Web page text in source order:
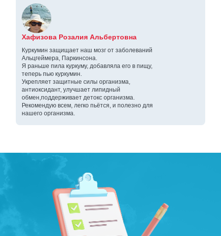
Хафизова Розалия Альбертовна
Куркумин защищает наш мозг от заболеваний
Альцгеймера, Паркинсона.
Я раньше пила куркуму, добавляла его в пищу,
теперь пью куркумин.
Укрепляет защитные силы организма,
антиоксидант, улучшает липидный
обмен,поддерживает детокс организма.
Рекомендую всем, легко пьётся, и полезно для
нашего организма.